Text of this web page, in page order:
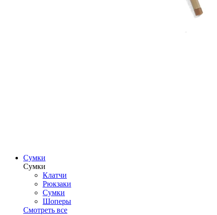
Сумки
Сумки
Клатчи
Рюкзаки
Сумки
Шоперы
Смотреть все